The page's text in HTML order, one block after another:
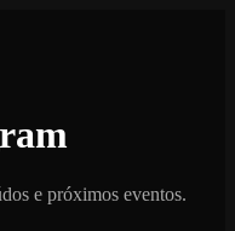
e próximos eventos.